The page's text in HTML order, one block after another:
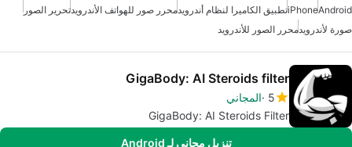
Android
iPhoneتطبيق الكاميرا لنظام أندرويدمحرر صور للهواتف الأندرويدتحرير الصور
صورة لأندرويدمحرر الصور للأندرويد
GigaBody: AI Steroids filter
5 المجاني
GigaBody: AI Steroids Filter
تنزيل مجاني لـ Android